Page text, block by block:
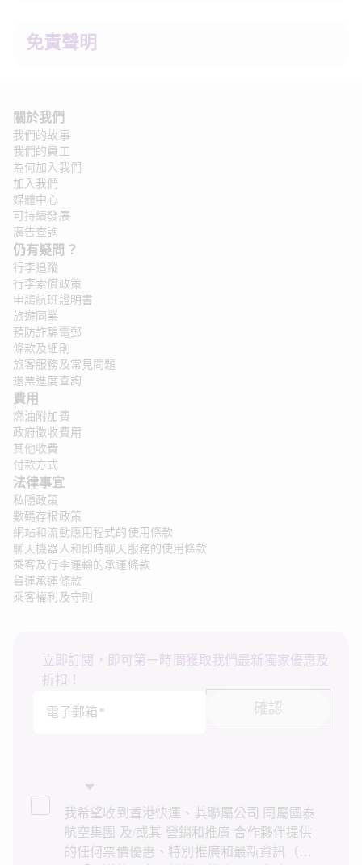
免責聲明
關於我們
我們的故事
我們的員工
為何加入我們
加入我們
媒體中心
可持續發展
廣告查詢
仍有疑問？
行李追蹤
行李索償政策
申請航班證明書
旅遊同業
預防詐騙電郵
條款及細則
旅客服務及常見問題
退票進度查詢
費用
燃油附加費
政府徵收費用
其他收費
付款方式
法律事宜
私隱政策
數碼存根政策
網站和流動應用程式的使用條款
聊天機器人和即時聊天服務的使用條款
乘客及行李運輸的承運條款
貨運承運條款
乘客權利及守則
立即訂閱，即可第一時間獲取我們最新獨家優惠及
折扣！
電子郵箱*
確認
我希望收到香港快運、其聯屬公司 同屬國泰
航空集團 及/或其 營銷和推廣 合作夥伴提供
的任何票價優惠、特別推廣和最新資訊（統